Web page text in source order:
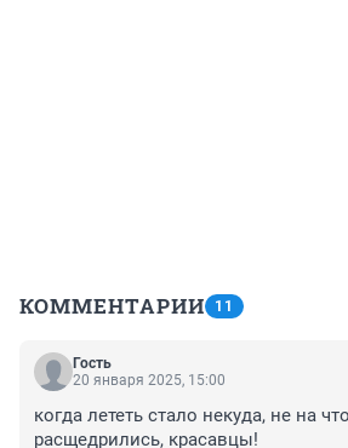
КОММЕНТАРИИ 11
Гость
20 января 2025, 15:00
когда лететь стало некуда, не на
расщедрились, красавцы!